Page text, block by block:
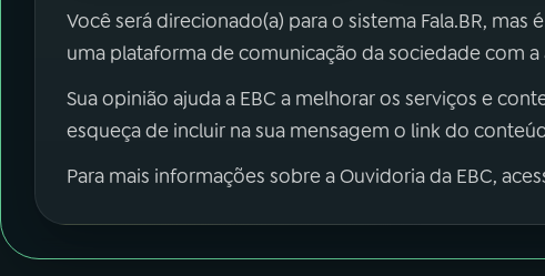
Você será direcionado(a) para o sistema Fala.BR, mas
uma plataforma de comunicação da sociedade com
Sua opinião ajuda a EBC a melhorar os serviços e
esqueça de incluir na sua mensagem o link do
Para mais informações sobre a Ouvidoria da EBC,